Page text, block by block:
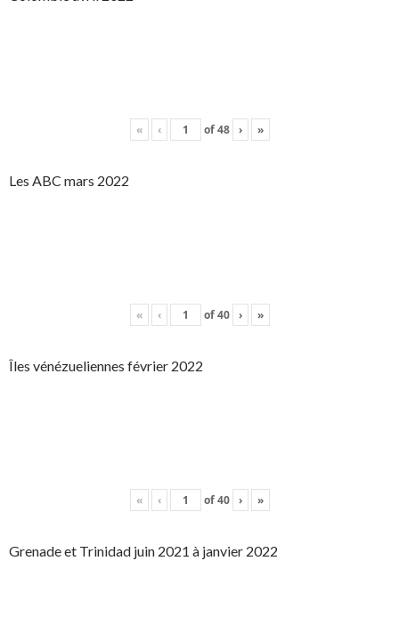
« ‹ of48 › »
Les ABC mars 2022
« ‹ of40 › »
Îles vénézueliennes février 2022
« ‹ of40 › »
Grenade et Trinidad juin 2021 à janvier 2022